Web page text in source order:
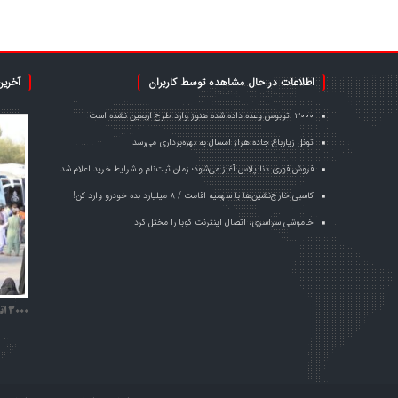
اطلاعات در حال مشاهده توسط کاربران
۳۰۰۰ اتوبوس وعده داده شده هنوز وارد طرح اربعین نشده است
تونل زیارباغ جاده هراز امسال به بهره‌برداری می‌رسد
فروش فوری دنا پلاس آغاز می‌شود؛ زمان ثبت‌نام و شرایط خرید اعلام شد
کاسبی خارج‌نشین‌ها با سهمیه اقامت / ۸ میلیارد بده خودرو وارد کن!
خاموشی سراسری، اتصال اینترنت کوبا را مختل کرد
۳۰۰۰ اتوبوس وعده داده شده هنوز وارد طرح اربعین نشده است